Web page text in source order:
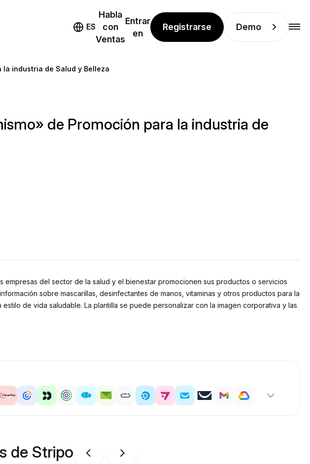
ES
Habla
con
Ventas
Entrar
en
Registrarse Demo
industria de Salud y Belleza
de Promoción para la industria de
del sector de la salud y el bienestar promocionen sus productos o servicios
sobre mascarillas, desinfectantes de manos, vitaminas y otros productos para la
de vida saludable. La plantilla se puede personalizar con la imagen corporativa y las
de Stripo